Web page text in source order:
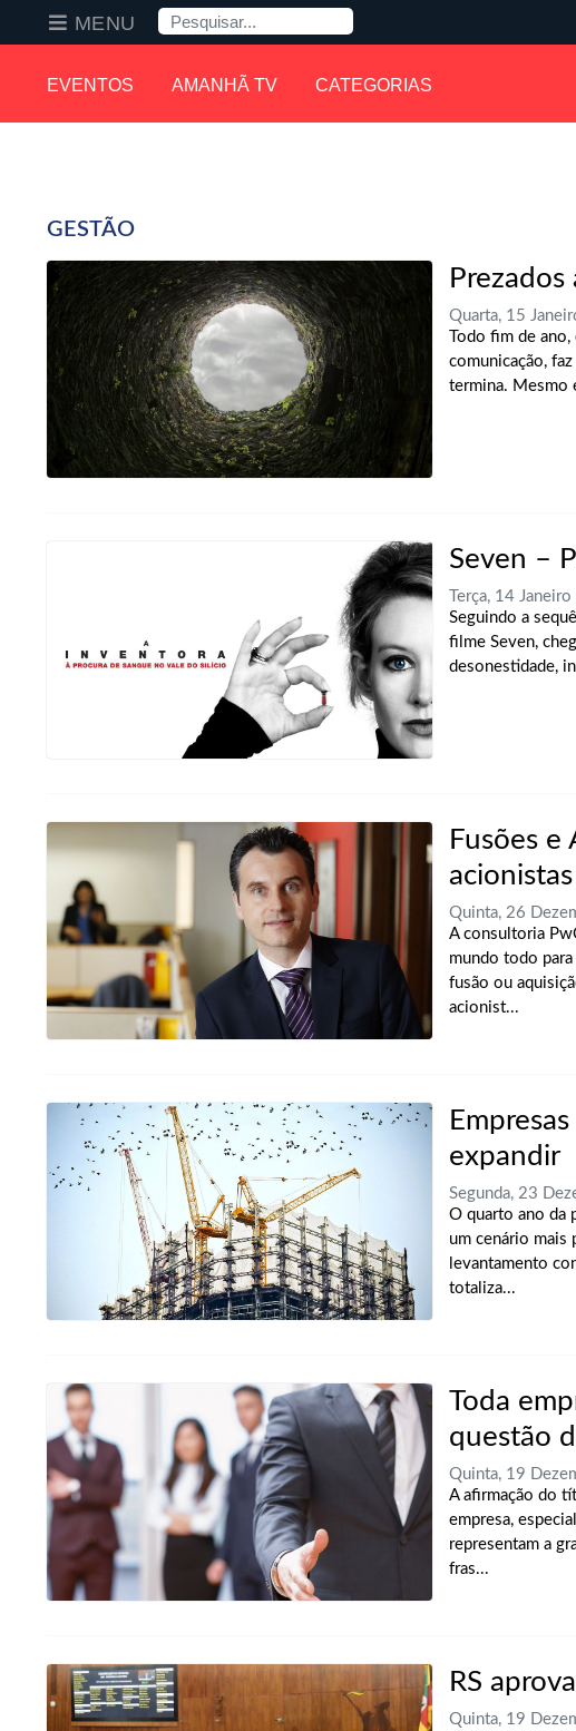
EVENTOS AMANHÃ TV CATEGORIAS
MENU Pesquisa
GESTÃO
Quarta, 15
Todo fim de
comunicação,
termina. Mesmo
Seven –
Terça, 14
Seguindo a
filme Seven,
desonestidade,
Fusões e
Quinta, 26
A consultoria
mundo todo
fusão ou
acionist...
expandir
Segunda, 23
O quarto ano da
um cenário mais
levantamento
totaliza...
Toda
questão
Quinta, 19
A afirmação do
empresa,
representam a
fras...
RS
Quinta, 19